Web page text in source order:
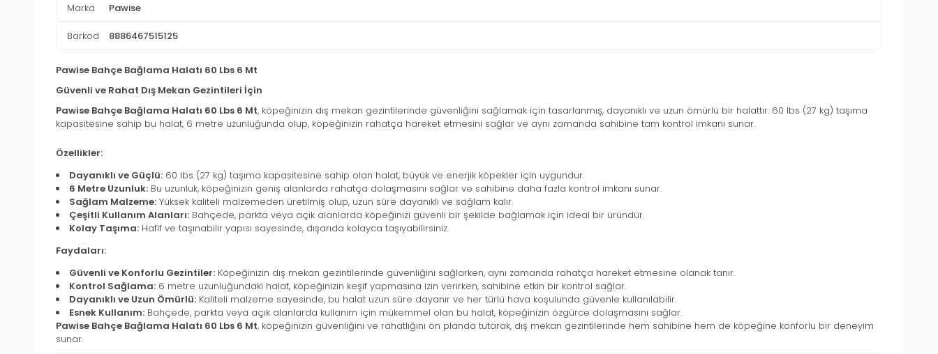
Marka Pawise
Barkod 8886467515125
Pawise Bahçe Bağlama Halatı 60 Lbs 6 Mt
Güvenli ve Rahat Dış Mekan Gezintileri İçin
Pawise Bahçe Bağlama Halatı 60 Lbs 6 Mt, köpeğinizin dış mekan gezintilerinde güvenliğini sağlamak için tasarlanmış, dayanıklı ve uzun ömürlü bir halattır. 60 lbs (27 kg) taşıma
kapasitesine sahip bu halat, 6 metre uzunluğunda olup, köpeğinizin rahatça hareket etmesini sağlar ve aynı zamanda sahibine tam kontrol imkanı sunar.
Özellikler:
Dayanıklı ve Güçlü: 60 lbs (27 kg) taşıma kapasitesine sahip olan halat, büyük ve enerjik köpekler için uygundur.
6 Metre Uzunluk: Bu uzunluk, köpeğinizin geniş alanlarda rahatça dolaşmasını sağlar ve sahibine daha fazla kontrol imkanı sunar.
Sağlam Malzeme: Yüksek kaliteli malzemeden üretilmiş olup, uzun süre dayanıklı ve sağlam kalır.
Çeşitli Kullanım Alanları: Bahçede, parkta veya açık alanlarda köpeğinizi güvenli bir şekilde bağlamak için ideal bir üründür.
Kolay Taşıma: Hafif ve taşınabilir yapısı sayesinde, dışarıda kolayca taşıyabilirsiniz.
Faydaları:
Güvenli ve Konforlu Gezintiler: Köpeğinizin dış mekan gezintilerinde güvenliğini sağlarken, aynı zamanda rahatça hareket etmesine olanak tanır.
Kontrol Sağlama: 6 metre uzunluğundaki halat, köpeğinizin keşif yapmasına izin verirken, sahibine etkin bir kontrol sağlar.
Dayanıklı ve Uzun Ömürlü: Kaliteli malzeme sayesinde, bu halat uzun süre dayanır ve her türlü hava koşulunda güvenle kullanılabilir.
Esnek Kullanım: Bahçede, parkta veya açık alanlarda kullanım için mükemmel olan bu halat, köpeğinizin özgürce dolaşmasını sağlar.
Pawise Bahçe Bağlama Halatı 60 Lbs 6 Mt, köpeğinizin güvenliğini ve rahatlığını ön planda tutarak, dış mekan gezintilerinde hem sahibine hem de köpeğine konforlu bir deneyim
sunar.